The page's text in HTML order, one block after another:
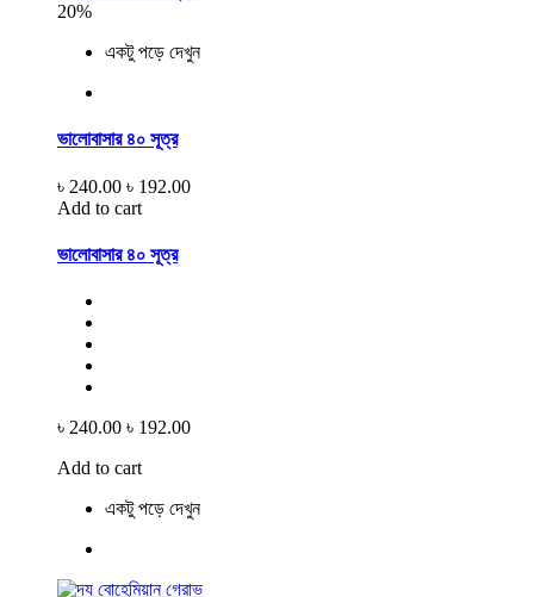
20%
একটু পড়ে দেখুন
ভালোবাসার ৪০ সূত্র
৳ 240.00 ৳ 192.00
Add to cart
ভালোবাসার ৪০ সূত্র
৳ 240.00 ৳ 192.00
Add to cart
একটু পড়ে দেখুন